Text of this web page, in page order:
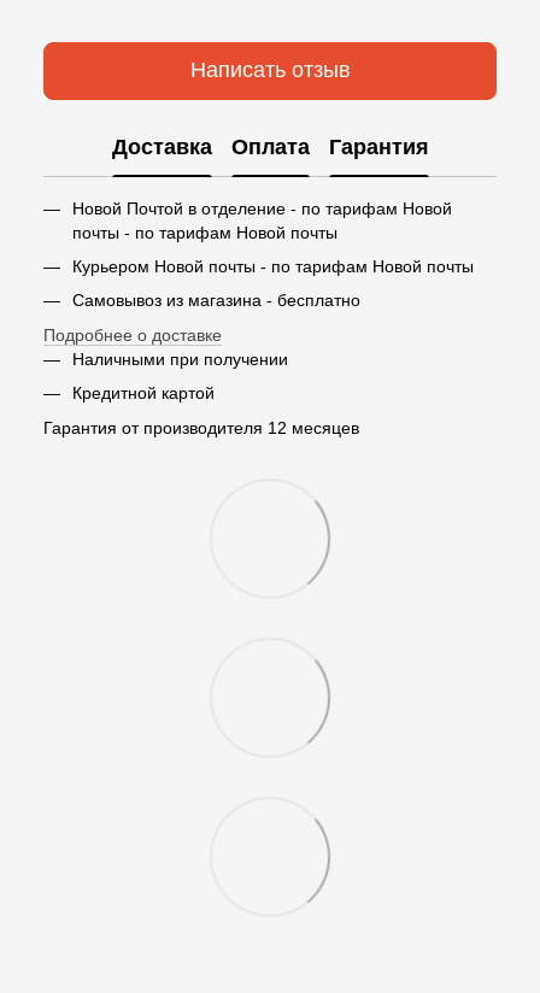
Написать отзыв
Доставка Оплата Гарантия
Новой Почтой в отделение - по тарифам Новой
почты - по тарифам Новой почты
Курьером Новой почты - по тарифам Новой почты
Самовывоз из магазина - бесплатно
Подробнее о доставке
Наличными при получении
Кредитной картой
Гарантия от производителя 12 месяцев